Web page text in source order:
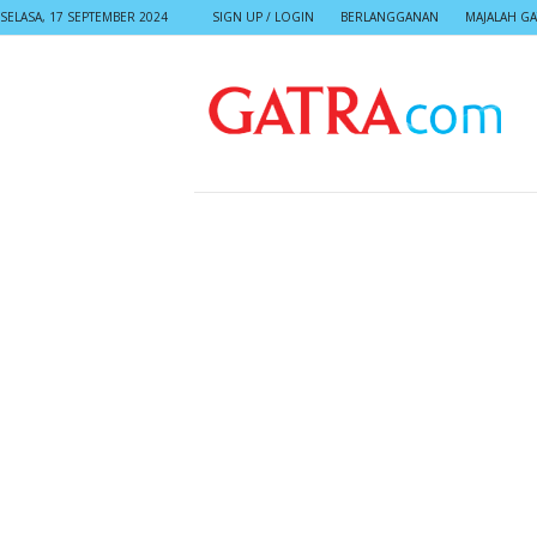
SELASA, 17 SEPTEMBER 2024 SIGN UP / LOGIN BERLANGGANAN MAJALAH